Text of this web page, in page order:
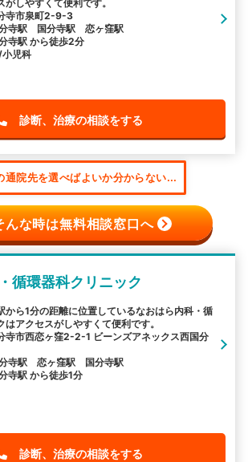
がしやすくて便利です。
寺市泉町2-9-3
分寺駅 国分寺駅 恋ヶ窪駅
寺駅 から徒歩2分
児科
診断、治療の相談をする
通院先を選べばよいか分からない...
んな時は無料相談窓口へ
循環器科クリニック
から1分の距離に位置しているなおはら内科・循
はアクセスがしやすくて便利です。
寺市西恋ヶ窪2-2-1 ビーンズアネックス西国分
分寺駅 恋ヶ窪駅 国分寺駅
寺駅 から徒歩1分
診断、治療の相談をする